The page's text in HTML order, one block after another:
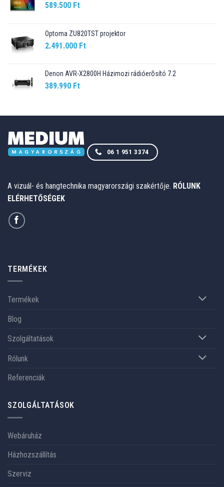
589.500 Ft
Optoma ZU820TST projektor
2.491.000 Ft
Denon AVR-X2800H Házimozi rádióerõsító 7.2
389.990 Ft
06 1 951 3374
A vizuál- és hangtechnika magyarországi szakértője. RÓLUNK
ELÉRHETŐSÉGEK
TERMÉKEK
Termékek
Blog
Szolgáltatások
Rólunk
Referenciák
SZOLGÁLTATÁSOK
Webáruház
Házhozszállítás
Szerviz